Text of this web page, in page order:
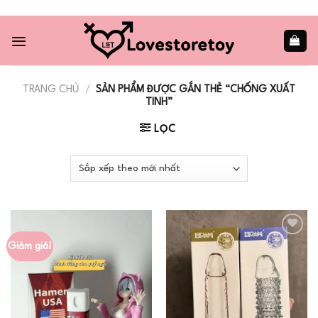
content
TRANG CHỦ /
SẢN PHẨM ĐƯỢC GẮN THẺ “CHỐNG XUẤT
TINH”
LỌC
Giảm giá!
wishlist
Add to
wishlist